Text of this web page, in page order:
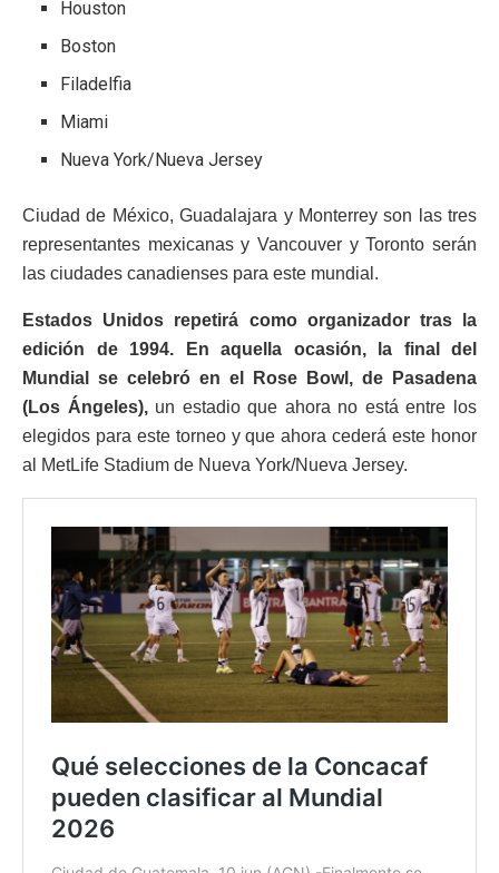
Houston
Boston
Filadelfia
Miami
Nueva York/Nueva Jersey
Ciudad de México, Guadalajara y Monterrey son las tres
representantes mexicanas y Vancouver y Toronto serán
las ciudades canadienses para este mundial.
Estados Unidos repetirá como organizador tras la
edición de 1994. En aquella ocasión, la final del
Mundial se celebró en el Rose Bowl, de Pasadena
(Los Ángeles),un estadio que ahora no está entre los
elegidos para este torneo y que ahora cederá este honor
al MetLife Stadium de Nueva York/Nueva Jersey.